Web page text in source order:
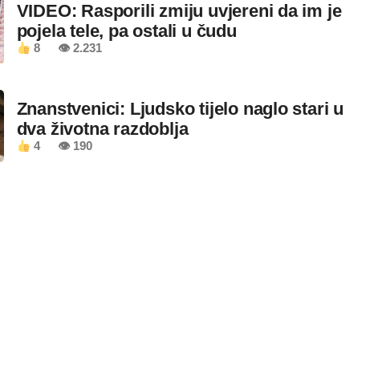
VIDEO: Rasporili zmiju uvjereni da im je
pojela tele, pa ostali u čudu
8 👁 2.231
Znanstvenici: Ljudsko tijelo naglo stari u
dva životna razdoblja
4 👁 190